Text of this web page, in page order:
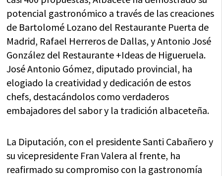
potencial gastronómico a través de las creaciones
de Bartolomé Lozano del Restaurante Puerta de
Madrid, Rafael Herreros de Dallas, y Antonio José
González del Restaurante +Ideas de Higueruela.
José Antonio Gómez, diputado provincial, ha
elogiado la creatividad y dedicación de estos
chefs, destacándolos como verdaderos
embajadores del sabor y la tradición albaceteña.
La Diputación, con el presidente Santi Cabañero y
su vicepresidente Fran Valera al frente, ha
reafirmado su compromiso con la gastronomía